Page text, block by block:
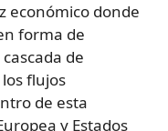
económico donde
forma de
de
flujos
de esta
y Estados